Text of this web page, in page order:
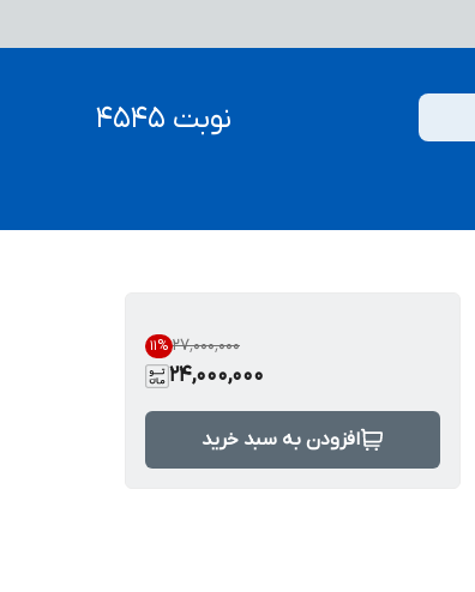
نوبت 4545
۲۷٬۰۰۰٬۰۰۰ 11%
24,000,000
افزودن به سبد خرید